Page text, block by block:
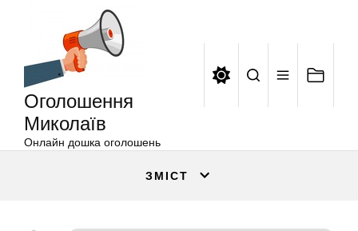
Оголошення
Миколаїв
Онлайн дошка оголошень
ЗМІСТ